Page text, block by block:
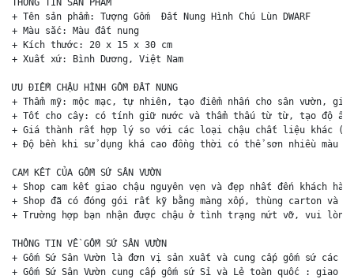
+ Tên sản phẩm: Tượng Gốm  Đất Nung Hình Chú Lùn DWARF
+ Màu sắc: Màu đất nung
+ Kích thước: 20 x 15 x 30 cm
+ Xuất xứ: Bình Dương, Việt Nam
ƯU ĐIỂM CHẬU HÌNH GỐM ĐẤT NUNG
+ Thẩm mỹ: mộc mạc, tự nhiên, tạo điểm nhấn cho sân vườn,
+ Tốt cho cây: có tính giữ nước và thẩm thấu từ từ, tạo độ ẩm
+ Giá thành rất hợp lý so với các loại chậu chất liệu khác
+ Độ bền khi sử dụng khá cao đồng thời có thể sơn nhiều màu
CAM KẾT CỦA GỐM SỨ SÂN VƯỜN
+ Shop cam kết giao chậu nguyên vẹn và đẹp nhất đến khách hàng
+ Shop đã có đóng gói rất kỹ bằng màng xốp, thùng carton và
+ Trường hợp bạn nhận được chậu ở tình trạng nứt vỡ, vui lòng
THÔNG TIN VỀ GỐM SỨ SÂN VƯỜN
+ Gốm Sứ Sân Vườn là đơn vị sản xuất và cung cấp gốm sứ
+ Gốm Sứ Sân Vườn cung cấp gốm sứ Sỉ và Lẻ toàn quốc :